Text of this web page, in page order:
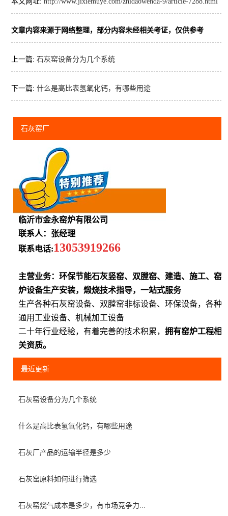
文章内容来源于网络整理，部分内容未经相关考证，仅供参考
上一篇: 石灰窑设备分为几个系统
下一篇: 什么是高比表氢氧化钙，有哪些用途
石灰窑厂
临沂市金永窑炉有限公司
联系人：张经理
联系电话:13053919266
主营业务：环保节能石灰竖窑、双膛窑、建造、施工、窑
炉设备生产安装，煅烧技术指导，一站式服务
生产各种石灰窑设备、双膛窑非标设备、环保设备，各种
通用工业设备、机械加工设备
二十年行业经验，有着完善的技术积累，拥有窑炉工程相
关资质。
最近更新
石灰窑设备分为几个系统
什么是高比表氢氧化钙，有哪些用途
石灰厂产品的运输半径是多少
石灰窑原料如何进行筛选
石灰窑烧气成本是多少，有市场竞争力...